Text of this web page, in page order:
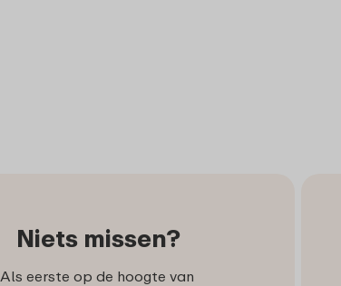
Niets missen?
Als eerste op de hoogte van